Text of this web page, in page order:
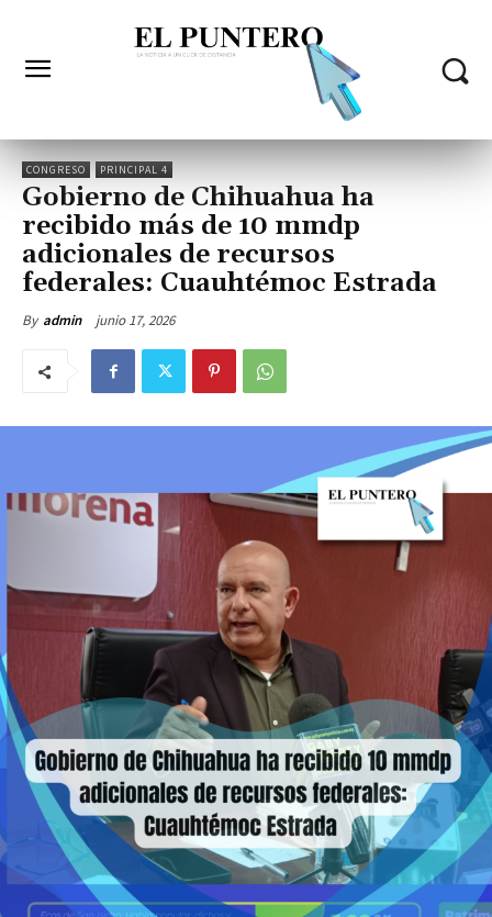
CONGRESO PRINCIPAL 4
Gobierno de Chihuahua ha
recibido más de 10 mmdp
adicionales de recursos
federales: Cuauhtémoc Estrada
By admin junio 17, 2026